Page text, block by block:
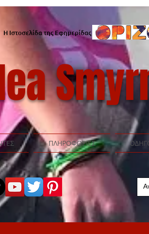
Η Ιστοσελίδα της Εφημερίδας
ΠΛΗΡΟΦΟΡΙΕΣ